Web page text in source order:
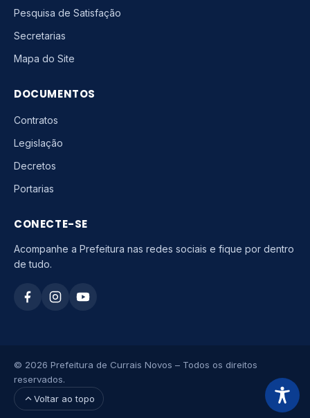
Pesquisa de Satisfação
Secretarias
Mapa do Site
DOCUMENTOS
Contratos
Legislação
Decretos
Portarias
CONECTE-SE
Acompanhe a Prefeitura nas redes sociais e fique por dentro
de tudo.
© 2026 Prefeitura de Currais Novos – Todos os direitos
reservados.
Voltar ao topo